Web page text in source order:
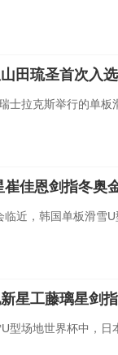
田琉圣首次入
士拉克斯举行的单
佳恩剑指冬奥
临近，韩国单板滑雪
星工藤璃星剑
型场地世界杯中，